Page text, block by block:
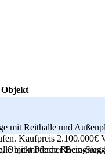
Objekt
mit Reithalle und
Kaufpreis 2.100.000€
mit modernerRhein-